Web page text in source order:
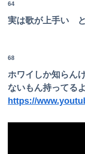
64
実は歌が上手い
68
ホワイしか知らん
ないもん持ってる
https://